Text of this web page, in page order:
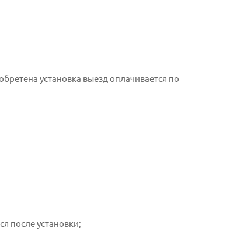
установка выезд оплачивается по
после установки;